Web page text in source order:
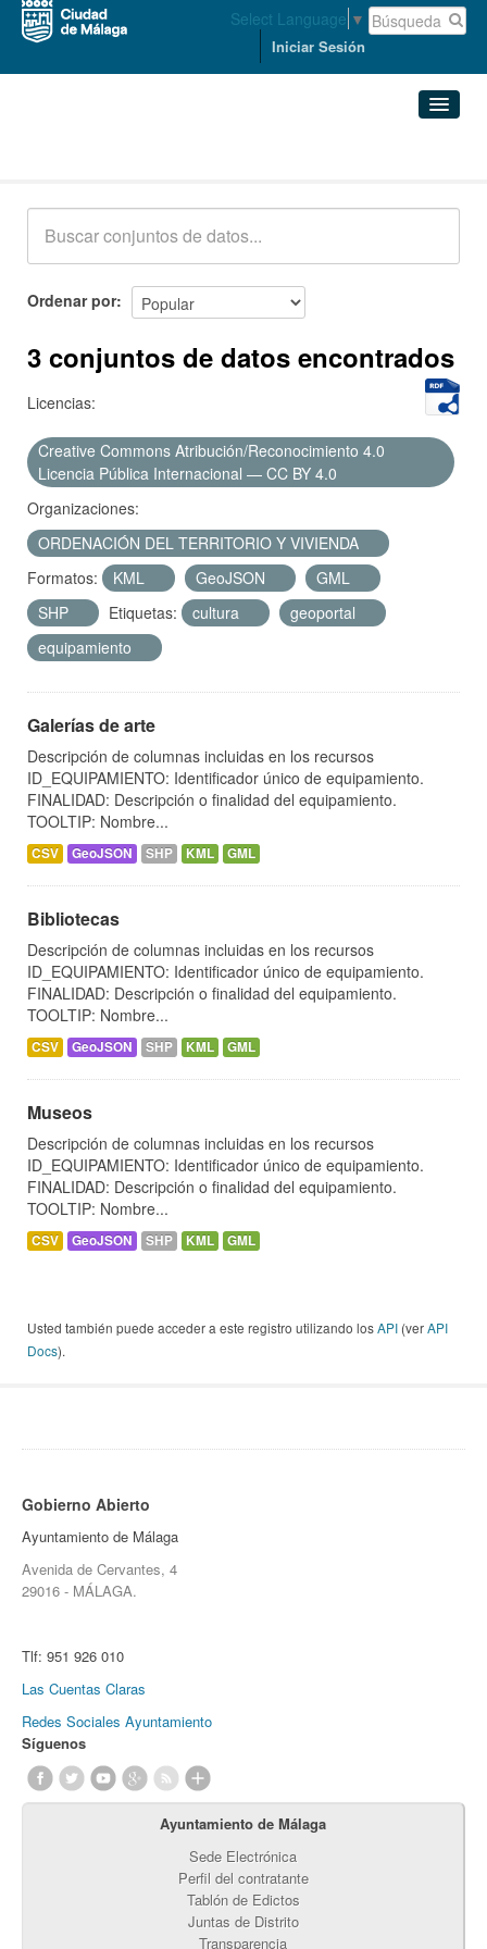
Select Language ▼
Iniciar Sesión
Acerca de
Ordenar por
3 conjuntos de datos encontrados
Licencias:
Creative Commons Atribución/Reconocimiento 4.0
Licencia Pública Internacional — CC BY 4.0
Organizaciones:
ORDENACIÓN DEL TERRITORIO Y VIVIENDA
Formatos:
KML GeoJSON
GML
SHP
Etiquetas: cultura
geoportal
equipamiento
Galerías de arte
Descripción de columnas incluidas en los recursos
ID_EQUIPAMIENTO: Identificador único de equipamiento.
FINALIDAD: Descripción o finalidad del equipamiento.
TOOLTIP: Nombre...
CSV GeoJSON SHP KML GML
Bibliotecas
Descripción de columnas incluidas en los recursos
ID_EQUIPAMIENTO: Identificador único de equipamiento.
FINALIDAD: Descripción o finalidad del equipamiento.
TOOLTIP: Nombre...
CSV GeoJSON SHP KML GML
Museos
Descripción de columnas incluidas en los recursos
ID_EQUIPAMIENTO: Identificador único de equipamiento.
FINALIDAD: Descripción o finalidad del equipamiento.
TOOLTIP: Nombre...
CSV GeoJSON SHP KML GML
Usted también puede acceder a este registro utilizando losAPI (verAPI
Docs).
Gobierno Abierto
Ayuntamiento de Málaga
Avenida de Cervantes, 4
29016 - MÁLAGA.
Tlf: 951 926 010
Las Cuentas Claras
Redes Sociales Ayuntamiento
Síguenos
Ayuntamiento de Málaga
Sede Electrónica
Perfil del contratante
Tablón de Edictos
Juntas de Distrito
Transparencia